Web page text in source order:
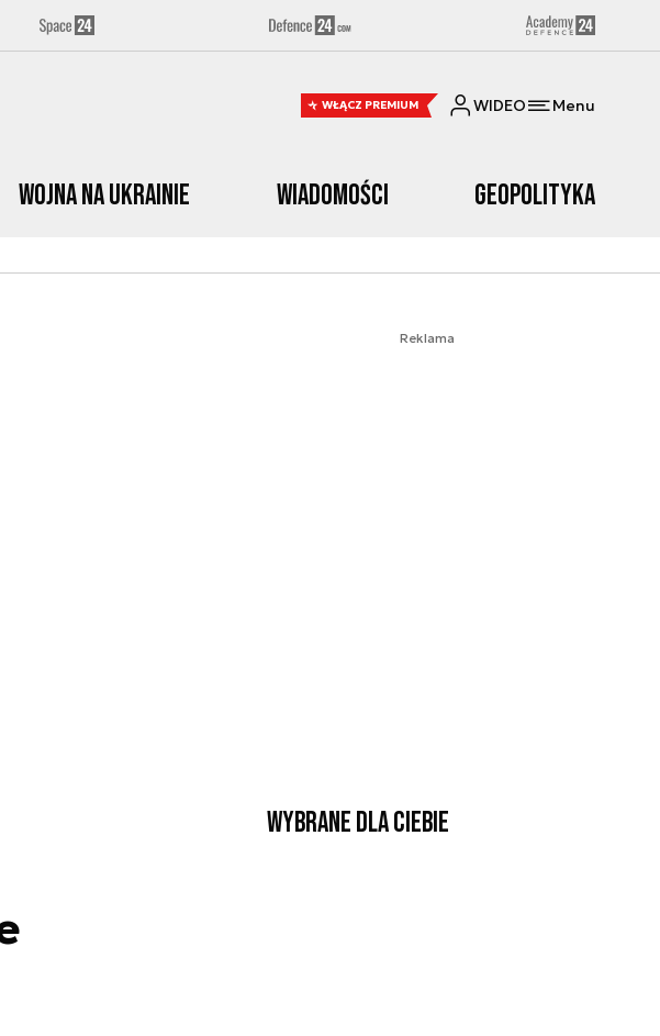
WŁĄCZ PREMIUM WIDEO Menu
Wojna na Ukrainie Wiadomości Geopolityka
Reklama
Wybrane dla Ciebie